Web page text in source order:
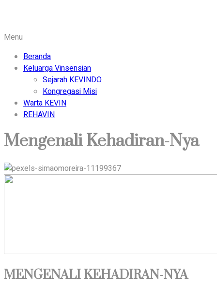
Menu
Beranda
Keluarga Vinsensian
Sejarah KEVINDO
Kongregasi Misi
Warta KEVIN
REHAVIN
Mengenali Kehadiran-Nya
MENGENALI KEHADIRAN-NYA